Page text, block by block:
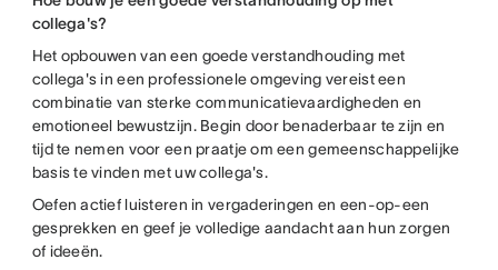
collega's?
Het opbouwen van een goede verstandhouding met
collega's in een professionele omgeving vereist een
combinatie van sterke communicatievaardigheden en
emotioneel bewustzijn. Begin door benaderbaar te zijn en
tijd te nemen voor een praatje om een gemeenschappelijke
basis te vinden met uw collega's.
Oefen actief luisteren in vergaderingen en een-op-een
gesprekken en geef je volledige aandacht aan hun zorgen
of ideeën.